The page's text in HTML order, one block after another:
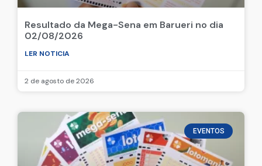
Resultado da Mega-Sena em Barueri no dia
02/08/2026
LER NOTICIA
2 de agosto de 2026
EVENTOS